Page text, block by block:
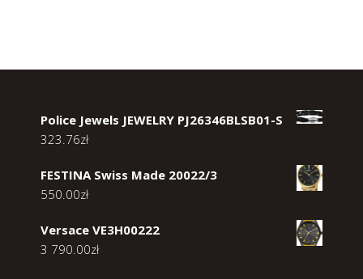
Police Jewels JEWELRY PJ26346BLSB01-S
323.76zł
FESTINA Swiss Made 20022/3
550.00zł
Versace VE3H00222
3 790.00zł